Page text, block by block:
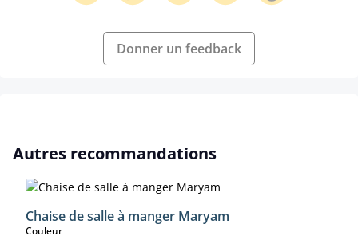
Donner un feedback
Ignorer la galerie de produits
Autres recommandations
Chaise de salle à manger Maryam
Couleurselect